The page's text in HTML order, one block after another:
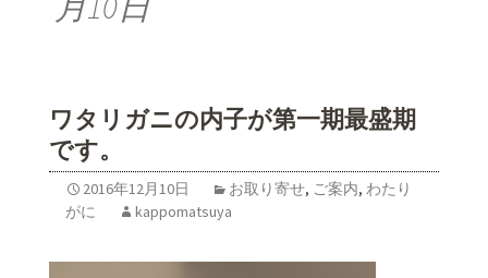
ワタリガニの内子が第一期最盛期
です。
2016年12月10日 お取り寄せ, ご案内, わたり
がに
kappomatsuya